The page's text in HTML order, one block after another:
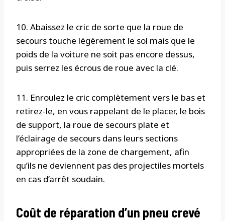
10. Abaissez le cric de sorte que la roue de
secours touche légèrement le sol mais que le
poids de la voiture ne soit pas encore dessus,
puis serrez les écrous de roue avec la clé.
11. Enroulez le cric complètement vers le bas et
retirez-le, en vous rappelant de le placer, le bois
de support, la roue de secours plate et
l’éclairage de secours dans leurs sections
appropriées de la zone de chargement, afin
qu’ils ne deviennent pas des projectiles mortels
en cas d’arrêt soudain.
Coût de réparation d’un pneu crevé